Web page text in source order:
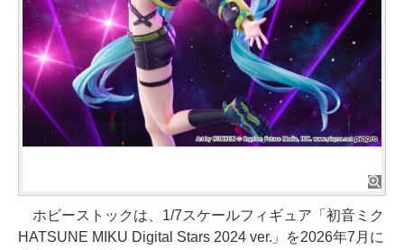
ホビーストックは、1/7スケールフィギュア「初音ミク
HATSUNE MIKU Digital Stars 2024 ver.」を2026年7月に